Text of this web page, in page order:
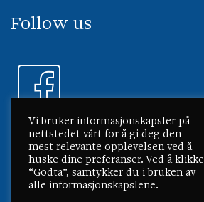
Follow us
Vi bruker informasjonskapsler på
nettstedet vårt for å gi deg den
mest relevante opplevelsen ved å
huske dine preferanser. Ved å klikke
“Godta”, samtykker du i bruken av
alle informasjonskapslene.